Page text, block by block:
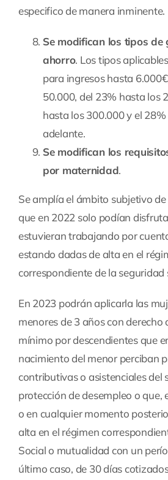
especifico de manera inminente.
Se modifican los tipos de
ahorro. Los tipos
para ingresos hasta
50.000, del 23% hasta los
hasta los 300.000 y el
adelante.
Se modifican los
por maternidad.
Se amplía el ámbito subjetivo
que en 2022 solo podían
estuvieran trabajando por
estando dadas de alta en el
correspondiente de la seguridad
En 2023 podrán aplicarla las
menores de 3 años con derecho
mínimo por descendientes que
nacimiento del menor perciban
contributivas o asistenciales del
protección de desempleo o que,
o en cualquier momento
alta en el régimen
Social o mutualidad con un
último caso, de 30 días